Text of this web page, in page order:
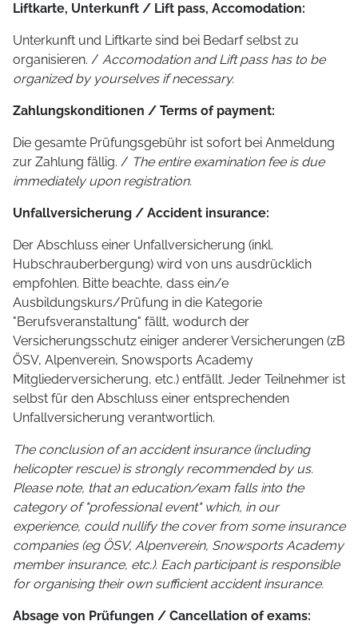
Liftkarte, Unterkunft / Lift pass, Accomodation:
Unterkunft und Liftkarte sind bei Bedarf selbst zu
organisieren. / Accomodation and Lift pass has to be
organized by yourselves if necessary.
Zahlungskonditionen / Terms of payment:
Die gesamte Prüfungsgebühr ist sofort bei Anmeldung
zur Zahlung fällig. / The entire examination fee is due
immediately upon registration.
Unfallversicherung / Accident insurance:
Der Abschluss einer Unfallversicherung (inkl.
Hubschrauberbergung) wird von uns ausdrücklich
empfohlen. Bitte beachte, dass ein/e
Ausbildungskurs/Prüfung in die Kategorie
"Berufsveranstaltung" fällt, wodurch der
Versicherungsschutz einiger anderer Versicherungen (zB
ÖSV, Alpenverein, Snowsports Academy
Mitgliederversicherung, etc.) entfällt. Jeder Teilnehmer ist
selbst für den Abschluss einer entsprechenden
Unfallversicherung verantwortlich.
The conclusion of an accident insurance (including
helicopter rescue) is strongly recommended by us.
Please note, that an education/exam falls into the
category of "professional event" which, in our
experience, could nullify the cover from some insurance
companies (eg ÖSV, Alpenverein, Snowsports Academy
member insurance, etc.). Each participant is responsible
for organising their own sufficient accident insurance.
Absage von Prüfungen / Cancellation of exams: